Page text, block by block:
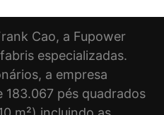
Cao, a Fupower
especializadas.
a empresa
183.067 pés quadrados